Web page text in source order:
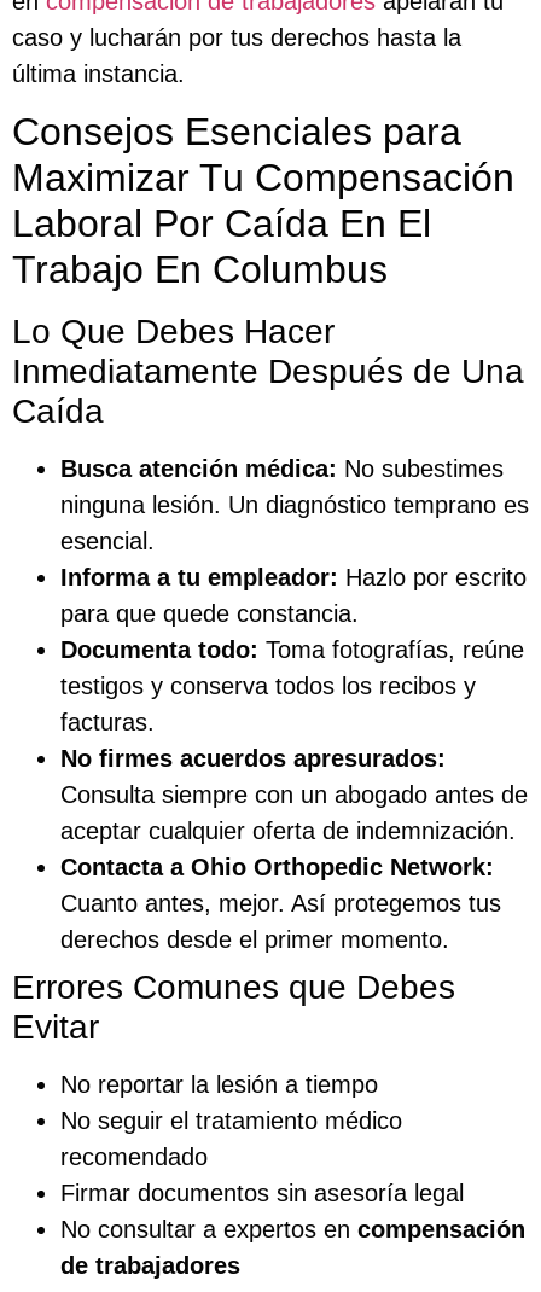
caso y lucharán por tus derechos hasta la
última instancia.
Consejos Esenciales para
Maximizar Tu Compensación
Laboral Por Caída En El
Trabajo En Columbus
Lo Que Debes Hacer
Inmediatamente Después de Una
Caída
Busca atención médica: No subestimes
ninguna lesión. Un diagnóstico temprano es
esencial.
Informa a tu empleador: Hazlo por escrito
para que quede constancia.
Documenta todo: Toma fotografías, reúne
testigos y conserva todos los recibos y
facturas.
No firmes acuerdos apresurados:
Consulta siempre con un abogado antes de
aceptar cualquier oferta de indemnización.
Contacta a Ohio Orthopedic Network:
Cuanto antes, mejor. Así protegemos tus
derechos desde el primer momento.
Errores Comunes que Debes
Evitar
No reportar la lesión a tiempo
No seguir el tratamiento médico
recomendado
Firmar documentos sin asesoría legal
No consultar a expertos en compensación
de trabajadores